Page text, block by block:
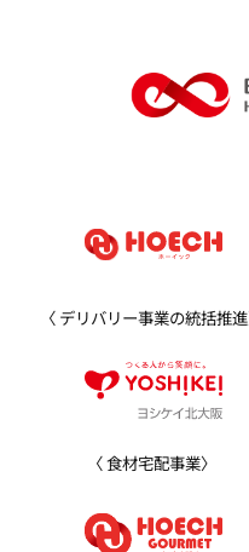
デリバリー事業の統括推進
食材宅配事業